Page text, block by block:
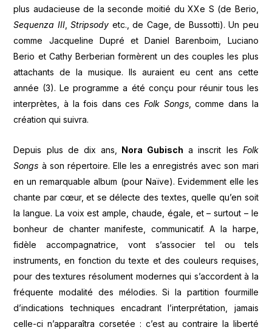
plus audacieuse de la seconde moitié du XXe S (de Berio,
Sequenza III,Stripsody etc., de Cage, de Bussotti). Un peu
comme Jacqueline Dupré et Daniel Barenboim, Luciano
Berio et Cathy Berberian formèrent un des couples les plus
attachants de la musique. Ils auraient eu cent ans cette
année (3). Le programme a été conçu pour réunir tous les
interprètes, à la fois dans cesFolk Songs, comme dans la
création qui suivra.
Depuis plus de dix ans, Nora Gubisch a inscrit les Folk
Songs à son répertoire. Elle les a enregistrés avec son mari
en un remarquable album (pour Naïve). Evidemment elle les
chante par cœur, et se délecte des textes, quelle qu’en soit
la langue. La voix est ample, chaude, égale, et – surtout – le
bonheur de chanter manifeste, communicatif. A la harpe,
fidèle accompagnatrice, vont s’associer tel ou tels
instruments, en fonction du texte et des couleurs requises,
pour des textures résolument modernes qui s’accordent à la
fréquente modalité des mélodies. Si la partition fourmille
d’indications techniques encadrant l’interprétation, jamais
celle-ci n’apparaîtra corsetée : c’est au contraire la liberté